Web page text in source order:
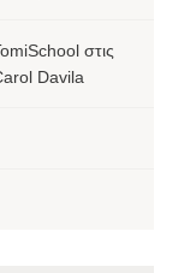
στις
Davila